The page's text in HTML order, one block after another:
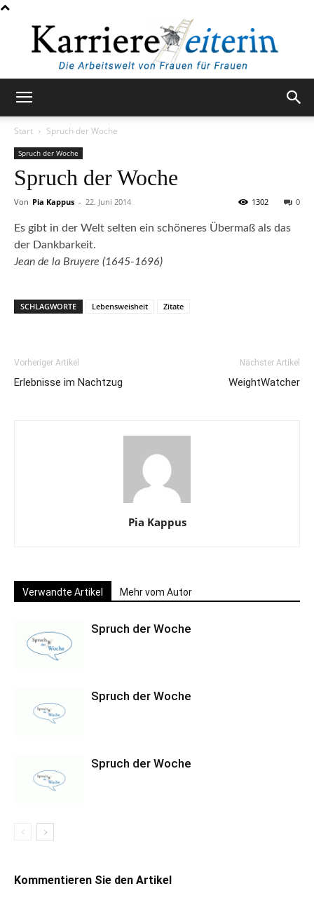
Start
Spruch der Woche
Spruch der Woche
Spruch der Woche
Von Pia Kappus - 22. Juni 2014 0
1302
Es gibt in der Welt selten ein schöneres Übermaß als das
der Dankbarkeit.
Jean de la Bruyere (1645-1696)
SCHLAGWORTE Lebensweisheit Zitate
Vorheriger Artikel
Erlebnisse im Nachtzug
Nächster Artikel
WeightWatcher
Pia Kappus
Verwandte Artikel Mehr vom Autor
Spruch der Woche
Spruch der Woche
Spruch der Woche
Kommentieren Sie den Artikel